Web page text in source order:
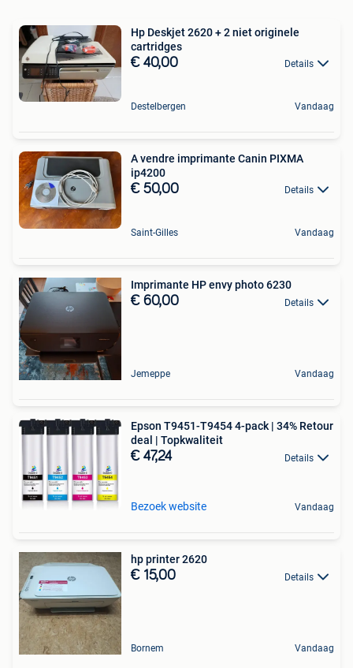
Hp Deskjet 2620 + 2 niet originele
cartridges
€ 40,00 Details
Destelbergen Vandaag
A vendre imprimante Canin PIXMA
ip4200
€ 50,00 Details
Saint-Gilles Vandaag
Imprimante HP envy photo 6230
€ 60,00 Details
Jemeppe Vandaag
Epson T9451-T9454 4-pack | 34% Retour
deal | Topkwaliteit
€ 47,24 Details
Bezoek website Vandaag
hp printer 2620
€ 15,00 Details
Bornem Vandaag